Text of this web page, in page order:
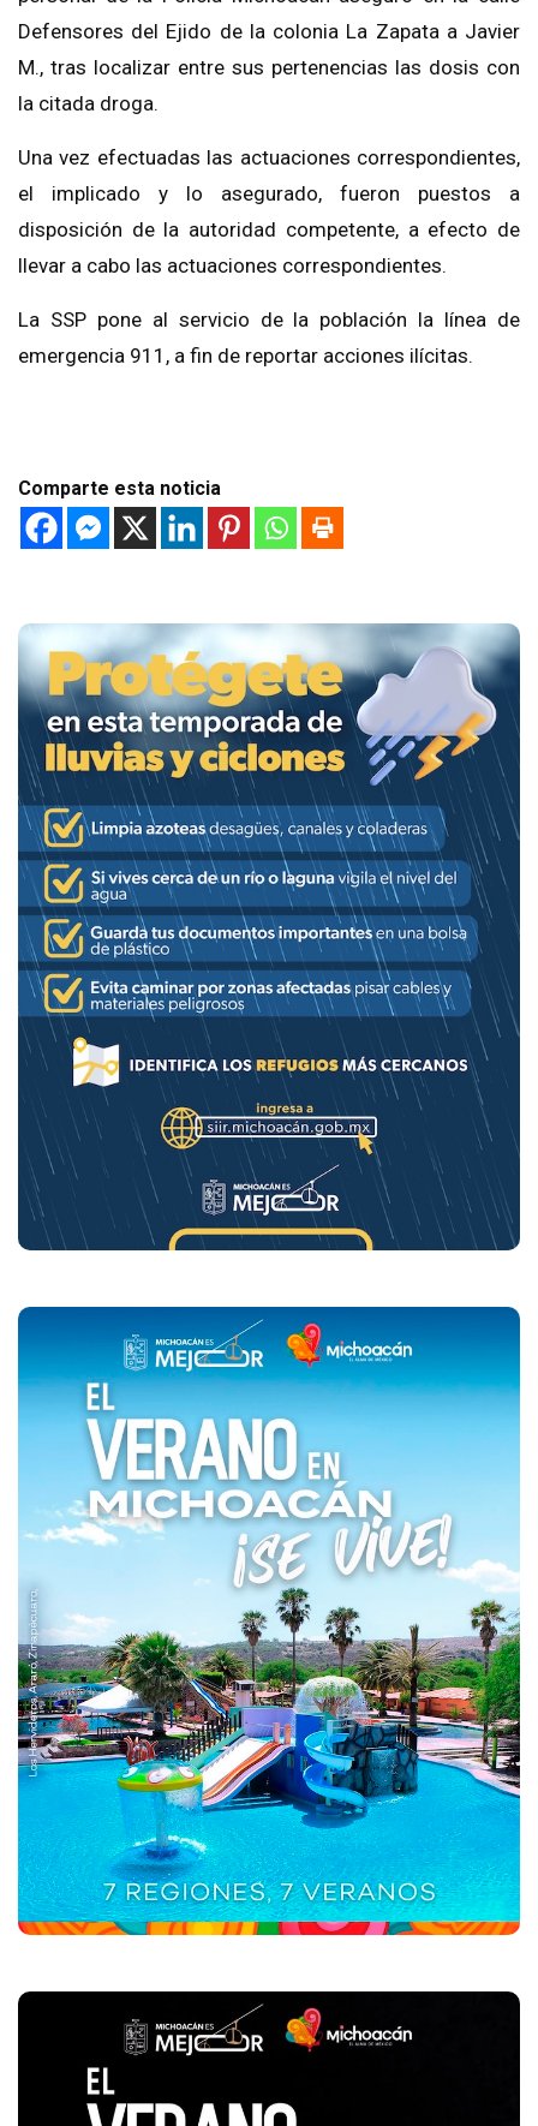
Defensores del Ejido de la colonia La Zapata a Javier
M., tras localizar entre sus pertenencias las dosis con
la citada droga.
Una vez efectuadas las actuaciones correspondientes,
el implicado y lo asegurado, fueron puestos a
disposición de la autoridad competente, a efecto de
llevar a cabo las actuaciones correspondientes.
La SSP pone al servicio de la población la línea de
emergencia 911, a fin de reportar acciones ilícitas.
Comparte esta noticia